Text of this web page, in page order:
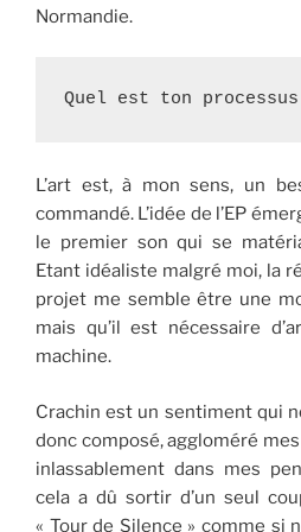
Normandie.
Quel est ton
L’art est, à mon sens, un
commandé. L’idée de l’EP
le premier son qui se
Etant idéaliste malgré moi, la
projet me semble être une
mais qu’il est nécessaire
machine.
Crachin est un sentiment qui
donc composé, aggloméré
inlassablement dans mes
cela a dû sortir d’un seul
« Tour de Silence » comme si